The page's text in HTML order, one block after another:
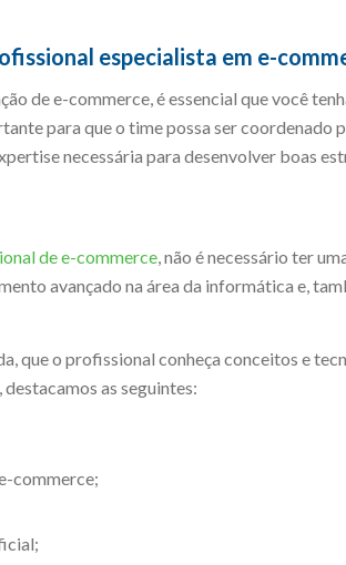
especialista em e-
de e-commerce, é essencial que você
para que o time possa ser coordenado
necessária para desenvolver boas
de e-commerce, não é necessário ter
avançado na área da informática e,
que o profissional conheça conceitos e
destacamos as seguintes:
commerce;